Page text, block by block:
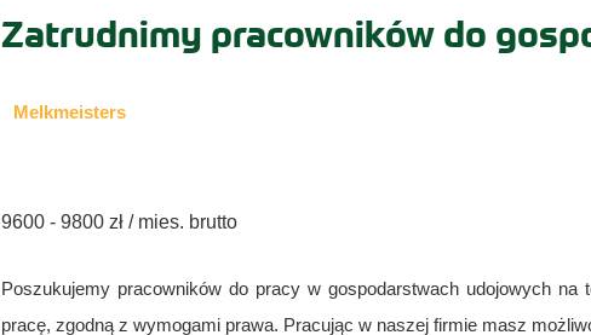
Zatrudnimy pracowników do
Melkmeisters
9600 - 9800 zł / mies. brutto
Poszukujemy pracowników do pracy w gospodarstwach udojowych na
pracę, zgodną z wymogami prawa. Pracując w naszej firmie masz